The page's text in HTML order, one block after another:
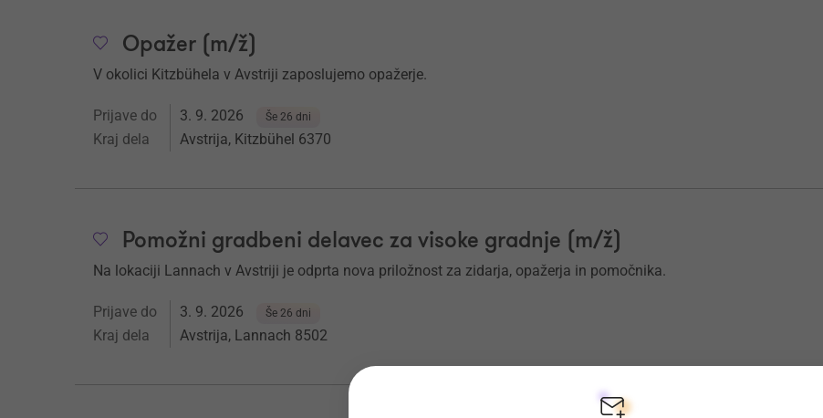
Opažer (m/ž)
V okolici Kitzbühela v Avstriji zaposlujemo opažerje.
Prijave do 3. 9. 2026 Še 26 dni
Kraj dela Avstrija, Kitzbühel 6370
Pomožni gradbeni delavec za visoke gradnje (m/ž)
Na lokaciji Lannach v Avstriji je odprta nova priložnost za zidarja, opažerja in pomočnika.
Prijave do 3. 9. 2026 Še 26 dni
Kraj dela Avstrija, Lannach 8502